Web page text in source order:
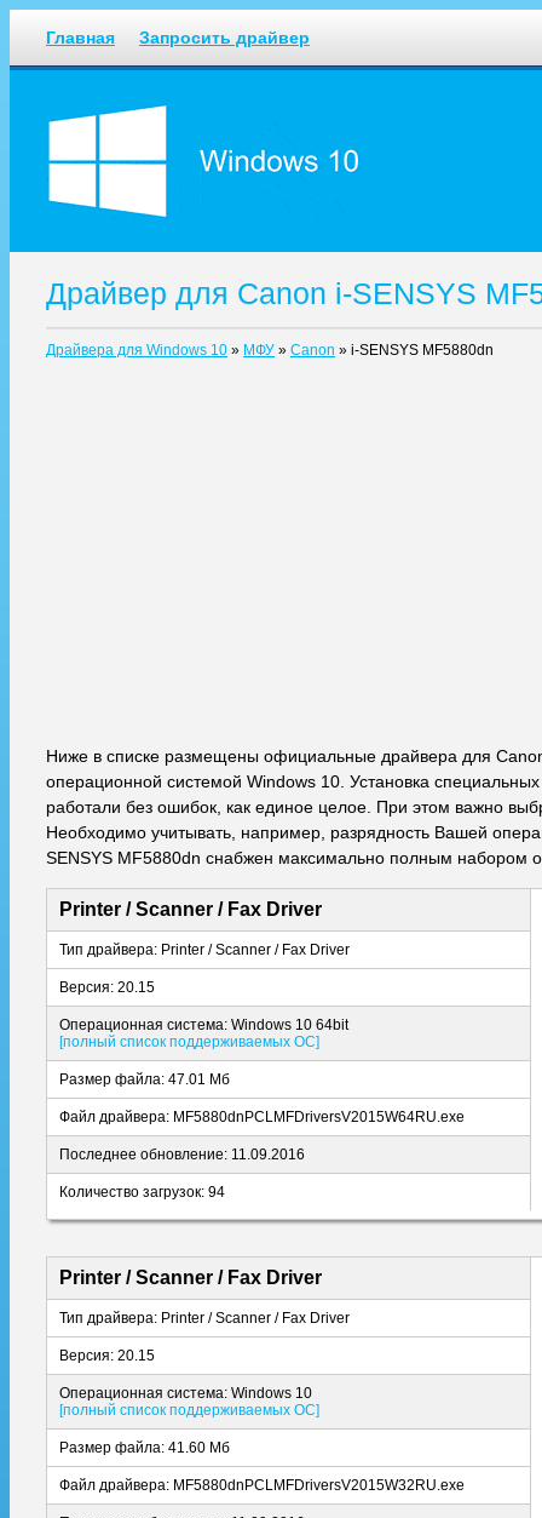
Главная Запросить драйвер
Драйвер для Canon i-SENSYS
Драйвера для Windows 10 » МФУ » Canon » i-SENSYS MF5880dn
Ниже в списке размещены официальные драйвера для
операционной системой Windows 10. Установка
работали без ошибок, как единое целое. При этом важно
Необходимо учитывать, например, разрядность Вашей
SENSYS MF5880dn снабжен максимально полным набором
Printer / Scanner / Fax Driver
Тип драйвера: Printer / Scanner / Fax Driver
Версия: 20.15
Операционная система: Windows 10 64bit
[полный список поддерживаемых ОС]
Размер файла: 47.01 Мб
Файл драйвера: MF5880dnPCLMFDriversV2015W64RU.exe
Последнее обновление: 11.09.2016
Количество загрузок: 94
Printer / Scanner / Fax Driver
Тип драйвера: Printer / Scanner / Fax Driver
Версия: 20.15
Операционная система: Windows 10
[полный список поддерживаемых ОС]
Размер файла: 41.60 Мб
Файл драйвера: MF5880dnPCLMFDriversV2015W32RU.exe